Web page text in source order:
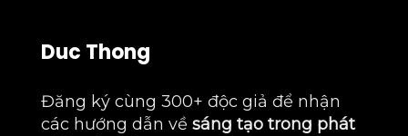
Duc Thong
Đăng ký cùng 300+ độc giả để nhận
các hướng dẫn về sáng tạo trong phát